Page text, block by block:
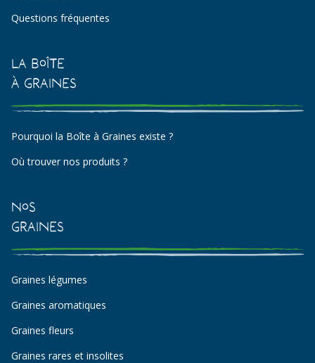
Questions fréquentes
La Boîte
à Graines
Pourquoi la Boîte à Graines existe ?
Où trouver nos produits ?
Nos
Graines
Graines légumes
Graines aromatiques
Graines fleurs
Graines rares et insolites